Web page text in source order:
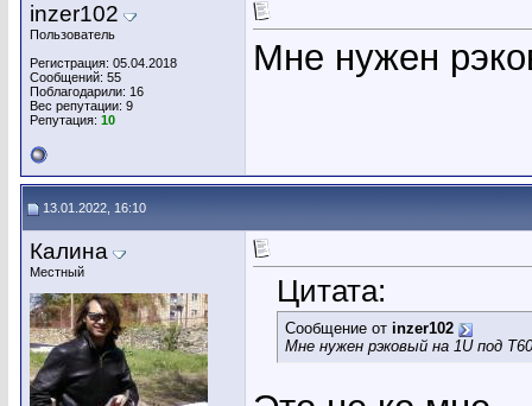
inzer102
Пользователь
Регистрация: 05.04.2018
Сообщений: 55
Поблагодарили: 16
Вес репутации: 9
Репутация: 10
Мне нужен
13.01.2022, 16:10
Калина
Местный
Цитата:
Сообщение от inzer102
Мне нужен рэковый на 1U под